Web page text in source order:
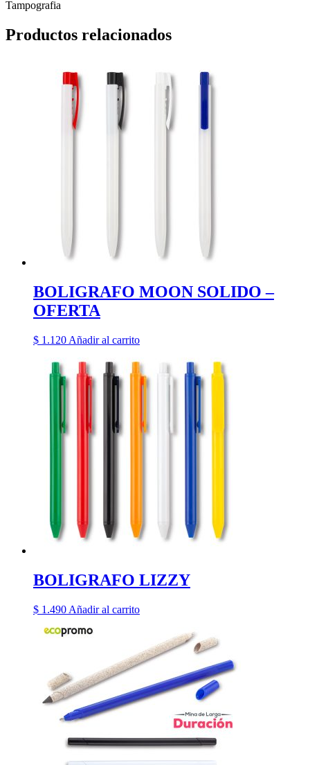
Tampografia
Productos relacionados
BOLIGRAFO MOON SOLIDO –
OFERTA
$ 1.120 Añadir al carrito
BOLIGRAFO LIZZY
$ 1.490 Añadir al carrito